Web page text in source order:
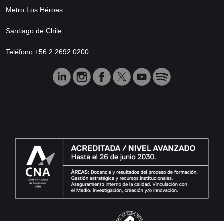
Metro Los Héroes
Santiago de Chile
Teléfono +56 2 2692 0200